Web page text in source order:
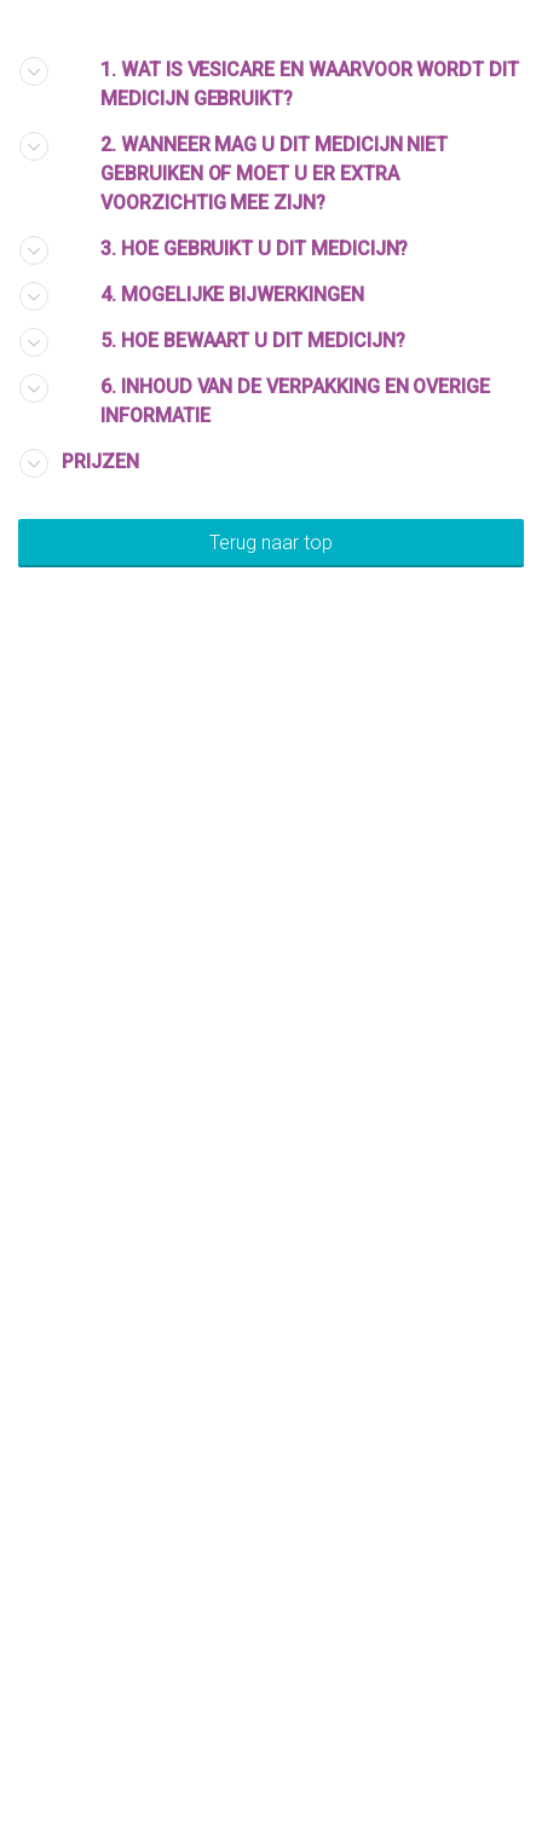
1. WAT IS VESICARE EN WAARVOOR WORDT DIT
MEDICIJN GEBRUIKT?
2. WANNEER MAG U DIT MEDICIJN NIET
GEBRUIKEN OF MOET U ER EXTRA
VOORZICHTIG MEE ZIJN?
3. HOE GEBRUIKT U DIT MEDICIJN?
4. MOGELIJKE BIJWERKINGEN
5. HOE BEWAART U DIT MEDICIJN?
6. INHOUD VAN DE VERPAKKING EN OVERIGE
INFORMATIE
PRIJZEN
Terug naar top